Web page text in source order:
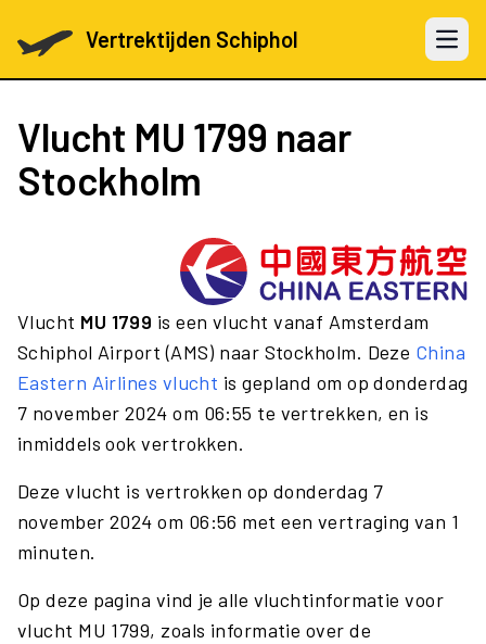
Vertrektijden Schiphol Open
Vlucht MU 1799 naar
Stockholm
Vlucht MU 1799 is een vlucht vanaf Amsterdam
Schiphol Airport (AMS) naar Stockholm. Deze China
Eastern Airlines vlucht is gepland om op donderdag
7 november 2024 om 06:55 te vertrekken, en is
inmiddels ook vertrokken.
Deze vlucht is vertrokken op donderdag 7
november 2024 om 06:56 met een vertraging van 1
minuten.
Op deze pagina vind je alle vluchtinformatie voor
vlucht MU 1799, zoals informatie over de